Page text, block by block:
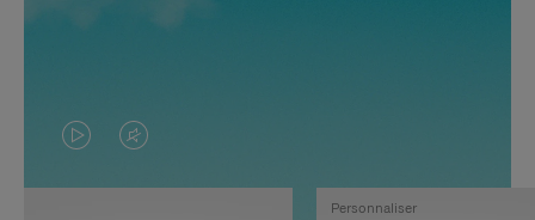
LA
VIDÉO
LE
SON
Personnaliser